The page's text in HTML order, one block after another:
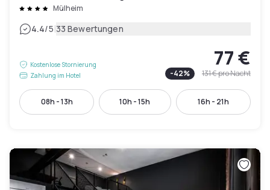
Mülheim
4.4/5|33 Bewertungen
Kostenlose Stornierung
Zahlung im Hotel
77 €
-42% 131 €pro Nacht
08h - 13h 10h - 15h 16h - 21h